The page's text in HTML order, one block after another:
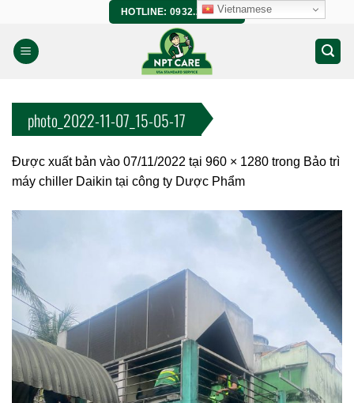
nội
dung
HOTLINE: 0932.266.458
photo_2022-11-07_15-05-17
Được xuất bản vào 07/11/2022 tại 960 × 1280 trong Bảo trì
máy chiller Daikin tại công ty Dược Phẩm
Vietnamese